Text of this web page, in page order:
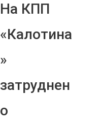
На КПП
«Калотина
»
затруднен
о